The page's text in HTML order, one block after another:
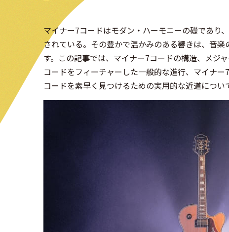
マイナー7コードはモダン・ハーモニーの礎であり
されている。その豊かで温かみのある響きは、音
す。この記事では、マイナー7コードの構造、メジ
コードをフィーチャーした一般的な進行、マイナ
コードを素早く見つけるための実用的な近道につい